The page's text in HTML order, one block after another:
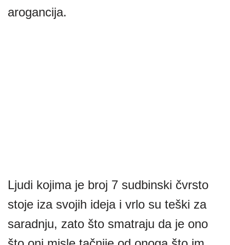
arogancija.
Ljudi kojima je broj 7 sudbinski čvrsto
stoje iza svojih ideja i vrlo su teški za
saradnju, zato što smatraju da je ono